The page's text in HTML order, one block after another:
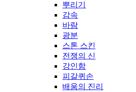
뿌리기
감속
바람
광분
스톤 스킨
전쟁의 신
강인함
피갈퀴손
배움의 진리